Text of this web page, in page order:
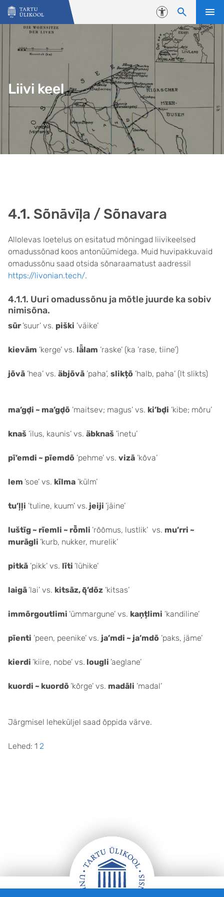
Liigu edasi põhisisu juurde
Juurdepääsetavus
Liivi keel
4.1. Sõnāvīļa / Sõnavara
Allolevas loetelus on esitatud mõningad liivikeelsed
omadussõnad koos antonüümidega. Muid huvipakkuvaid
omadussõnu saad otsida sõnaraamatust aadressil
https://livonian.tech/.
4.1.1. Uuri omadussõnu ja mõtle juurde ka sobiv
nimisõna.
sūr ’suur’ vs. piški ’väike’
kievām ’kerge’ vs. lǟlam ’raske’ (ka ’rase, tiine’)
jõvā ’hea’ vs. äbjõvā ’paha’, slikțõ ’halb, paha’ (lt slikts)
ma’gḑi ~ ma’gḑõ ’maitsev; magus’ vs. ki’bḑi ’kibe; mõru’
knaš ’ilus, kaunis’ vs. äbknaš ’inetu’
pī’emdi ~ pīemdõ ’pehme’ vs. vizā ’kõva’
lem ’soe’ vs. kīlma ’külm’
tu’ļļi ’tuline, kuum’ vs. jeiji ’jäine’
luštīg ~ rīemli ~ rȭmli ’rõõmus, lustlik’ vs. mu’rri ~
murāgli ’kurb, nukker, murelik’
pitkā ’pikk’ vs. līti ’lühike’
laigā ’lai’ vs. kitsāz, ǭ’dõz ’kitsas’
immõrgoutlimi ’ümmargune’ vs. kaņțlimi ’kandiline’
pīenti ’peen, peenike’ vs. ja’mdi ~ ja’mdõ ’paks, jäme’
kierdi ’kiire, nobe’ vs. lougli ’aeglane’
kuordi ~ kuordõ ’kõrge’ vs. madāli ’madal’
Järgmisel leheküljel saad õppida värve.
Lehed: 1 2